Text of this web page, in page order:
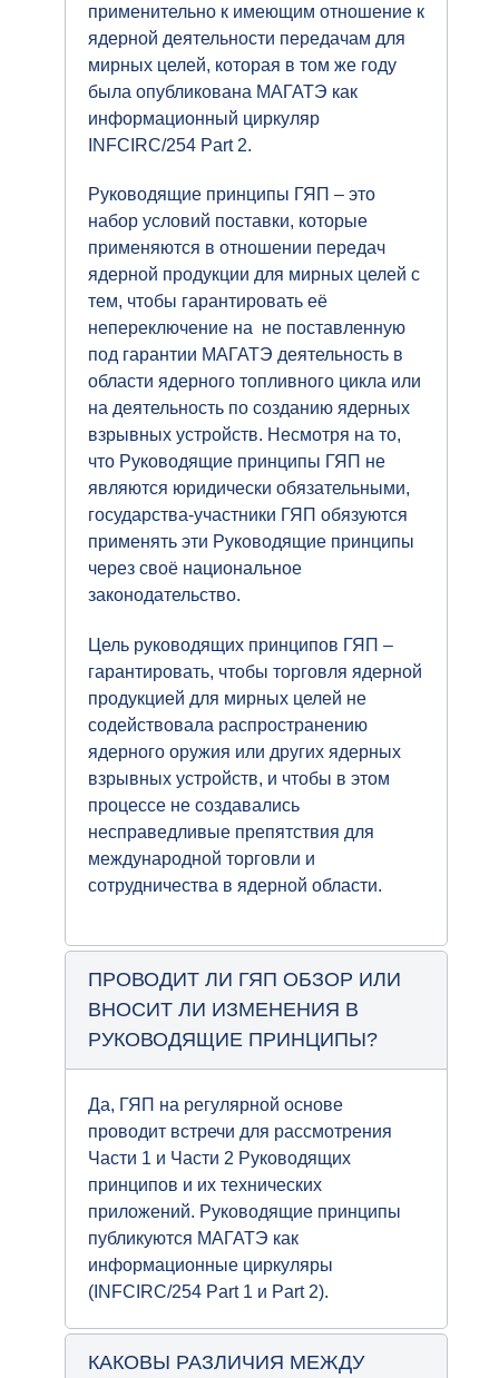
применительно к имеющим отношение к
ядерной деятельности передачам для
мирных целей, которая в том же году
была опубликована МАГАТЭ как
информационный циркуляр
INFCIRC/254 Part 2.
Руководящие принципы ГЯП – это
набор условий поставки, которые
применяются в отношении передач
ядерной продукции для мирных целей с
тем, чтобы гарантировать её
непереключение на не поставленную
под гарантии МАГАТЭ деятельность в
области ядерного топливного цикла или
на деятельность по созданию ядерных
взрывных устройств. Несмотря на то,
что Руководящие принципы ГЯП не
являются юридически обязательными,
государства-участники ГЯП обязуются
применять эти Руководящие принципы
через своё национальное
законодательство.
Цель руководящих принципов ГЯП –
гарантировать, чтобы торговля ядерной
продукцией для мирных целей не
содействовала распространению
ядерного оружия или других ядерных
взрывных устройств, и чтобы в этом
процессе не создавались
несправедливые препятствия для
международной торговли и
сотрудничества в ядерной области.
ПРОВОДИТ ЛИ ГЯП ОБЗОР ИЛИ
ВНОСИТ ЛИ ИЗМЕНЕНИЯ В
РУКОВОДЯЩИЕ ПРИНЦИПЫ?
Да, ГЯП на регулярной основе
проводит встречи для рассмотрения
Части 1 и Части 2 Руководящих
принципов и их технических
приложений. Руководящие принципы
публикуются МАГАТЭ как
информационные циркуляры
(INFCIRC/254 Part 1 и Part 2).
КАКОВЫ РАЗЛИЧИЯ МЕЖДУ